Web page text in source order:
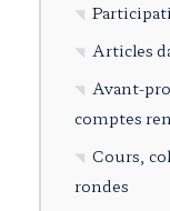
Articles
Avant-
comptes
Cours,
rondes